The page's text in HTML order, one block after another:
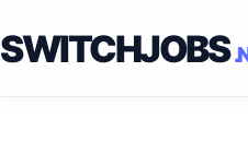
naar
de
SWITCHJOBS